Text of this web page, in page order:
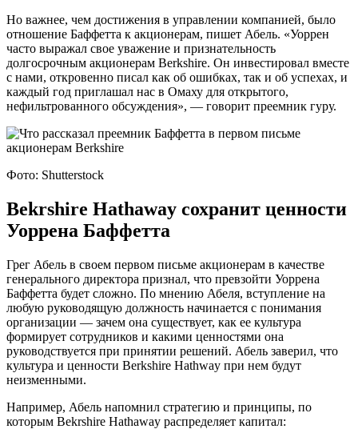
Но важнее, чем достижения в управлении компанией, было
отношение Баффетта к акционерам, пишет Абель. «Уоррен
часто выражал свое уважение и признательность
долгосрочным акционерам Berkshire. Он инвестировал вместе
с нами, откровенно писал как об ошибках, так и об успехах, и
каждый год приглашал нас в Омаху для открытого,
нефильтрованного обсуждения», — говорит преемник гуру.
Фото: Shutterstock
Bekrshire Hathaway сохранит ценности
Уоррена Баффетта
Грег Абель в своем первом письме акционерам в качестве
генерального директора признал, что превзойти Уоррена
Баффетта будет сложно. По мнению Абеля, вступление на
любую руководящую должность начинается с понимания
организации — зачем она существует, как ее культура
формирует сотрудников и какими ценностями она
руководствуется при принятии решений. Абель заверил, что
культура и ценности Berkshire Hathway при нем будут
неизменными.
Например, Абель напомнил стратегию и принципы, по
которым Bekrshire Hathaway распределяет капитал: